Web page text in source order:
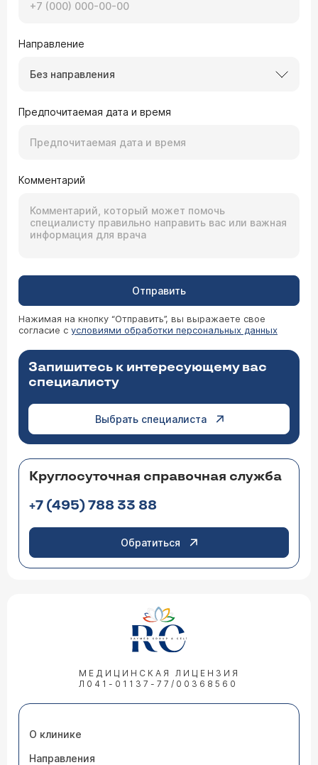
Направление
Без направления
Предпочитаемая дата и время
Комментарий
Отправить
Нажимая на кнопку “Отправить”, вы выражаете свое
согласие с условиями обработки персональных данных
Запишитесь к интересующему вас
специалисту
Выбрать специалиста
Круглосуточная справочная служба
+7 (495) 788 33 88
Обратиться
МЕДИЦИНСКАЯ ЛИЦЕНЗИЯ
Л041-01137-77/00368560
О клинике
Направления